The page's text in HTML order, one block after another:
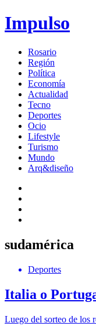
Impulso
Rosario
Región
Política
Economía
Actualidad
Tecno
Deportes
Ocio
Lifestyle
Turismo
Mundo
Arq&diseño
sudamérica
Deportes
Italia o
Luego del sorteo de los